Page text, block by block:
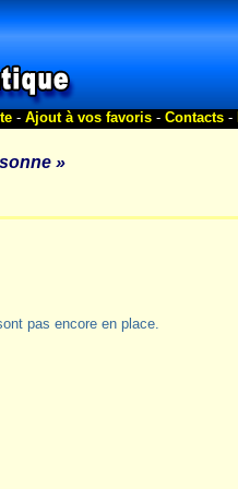
- Ajout à vos favoris- Contacts-
»
pas encore en place.